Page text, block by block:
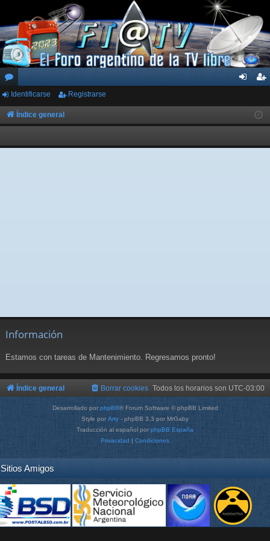
or
os
ar
ist
rs
Identificarse Registrarse
Índice general
Información
Estamos con tareas de Mantenimiento. Regresamos pronto!
Índice general Todos los horarios son UTC-03:00
Borrar cookies
Desarrollado por phpBB® Forum Software © phpBB Limited
Style por Arty - phpBB 3.3 por MrGaby
Traducción al español por phpBB España
Privacidad | Condiciones
Sitios Amigos